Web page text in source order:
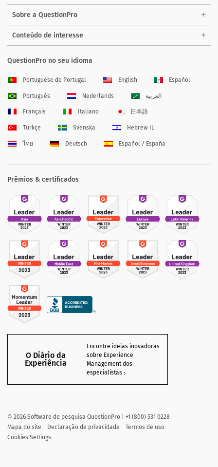
Sobre a QuestionPro
Conteúdo de interesse
QuestionPro no seu idioma
Portuguese de Portugal English Español
Português Nederlands العربية
Français Italiano 日本語
Türkçe Svenska Hebrew IL
ไทย Deutsch Español / España
Prêmios & certificados
O Diário da
Experiência
Encontre ideias inovadoras
sobre Experience
Management dos
especialistas
© 2026 Software de pesquisa QuestionPro | +1 (800) 531 0228
Mapa do site
Declaração de privacidade
Termos de uso
Cookies Settings